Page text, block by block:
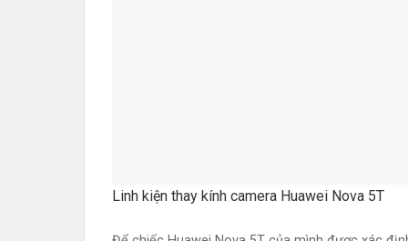
Linh kiện thay kính camera Huawei Nova 5T